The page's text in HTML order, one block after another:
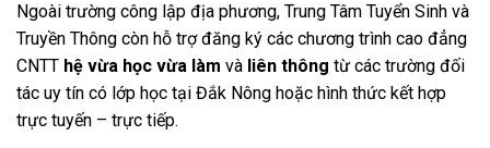
Ngoài trường công lập địa phương, Trung Tâm Tuyển Sinh và
Truyền Thông còn hỗ trợ đăng ký các chương trình cao đẳng
CNTT hệ vừa học vừa làm và liên thông từ các trường đối
tác uy tín có lớp học tại Đắk Nông hoặc hình thức kết hợp
trực tuyến – trực tiếp.